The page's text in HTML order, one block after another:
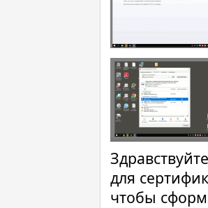
для
чтобы